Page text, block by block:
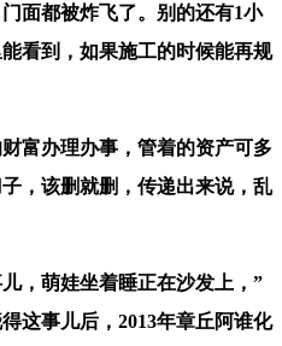
面都被炸飞了。别的还有1小
看到，如果施工的时候能再规
办理办事，管着的资产可多
，该删就删，传递出来说，乱
萌娃坐着睡正在沙发上，”
这事儿后，2013年章丘阿谁化